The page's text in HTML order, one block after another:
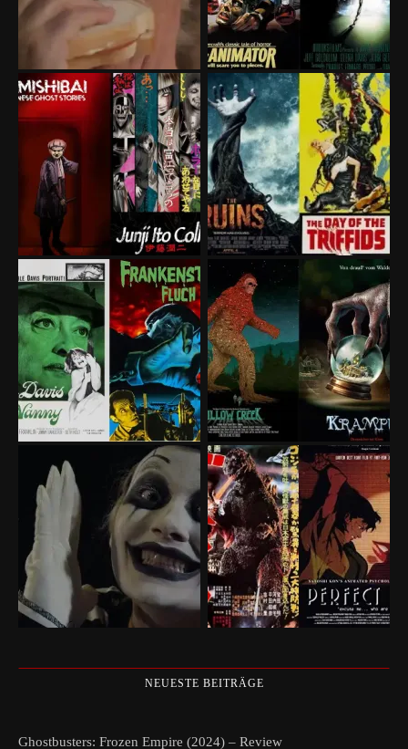
NEUESTE BEITRÄGE
Ghostbusters: Frozen Empire (2024) – Review